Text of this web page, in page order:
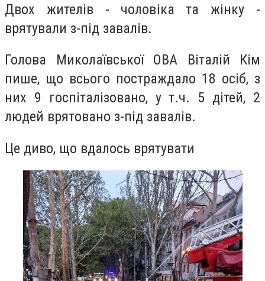
Двох жителів - чоловіка та жінку -
врятували з-під завалів.
Голова Миколаївської ОВА Віталій Кім
пише, що всього постраждало 18 осіб, з
них 9 госпіталізовано, у т.ч. 5 дітей, 2
людей врятовано з-під завалів.
Це диво, що вдалось врятувати